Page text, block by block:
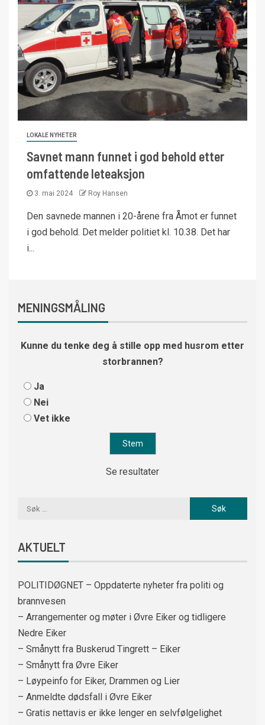
LOKALE NYHETER
Savnet mann funnet i god behold etter
omfattende leteaksjon
3. mai 2024 Roy Hansen
Den savnede mannen i 20-årene fra Åmot er funnet
i god behold. Det melder politiet kl. 10.38. Det har
i...
MENINGSMÅLING
Kunne du tenke deg å stille opp med husrom etter
storbrannen?
Ja
Nei
Vet ikke
Se resultater
AKTUELT
POLITIDØGNET – Oppdaterte nyheter fra politi og
brannvesen
– Arrangementer og møter i Øvre Eiker og tidligere
Nedre Eiker
– Smånytt fra Buskerud Tingrett – Eiker
– Smånytt fra Øvre Eiker
– Løypeinfo for Eiker, Drammen og Lier
– Anmeldte dødsfall i Øvre Eiker
– Gratis nettavis er ikke lenger en selvfølgelighet